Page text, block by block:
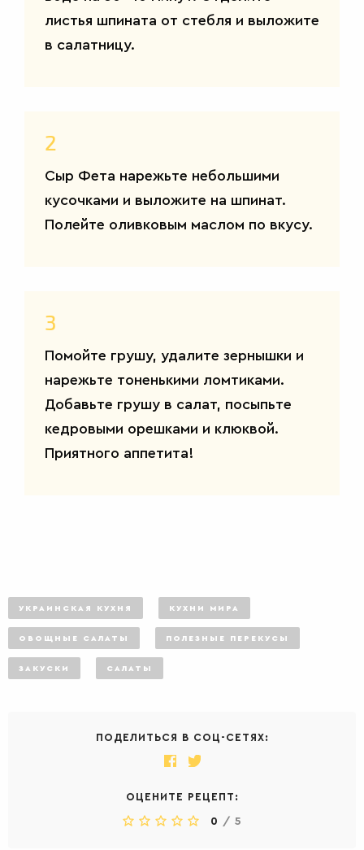
листья шпината от стебля и выложите
в салатницу.
2
Сыр Фета нарежьте небольшими
кусочками и выложите на шпинат.
Полейте оливковым маслом по вкусу.
3
Помойте грушу, удалите зернышки и
нарежьте тоненькими ломтиками.
Добавьте грушу в салат, посыпьте
кедровыми орешками и клюквой.
Приятного аппетита!
УКРАИНСКАЯ КУХНЯ КУХНИ МИРА
ОВОЩНЫЕ САЛАТЫ ПОЛЕЗНЫЕ ПЕРЕКУСЫ
ЗАКУСКИ САЛАТЫ
ПОДЕЛИТЬСЯ В СОЦ-СЕТЯХ:
ОЦЕНИТЕ РЕЦЕПТ:
0 / 5